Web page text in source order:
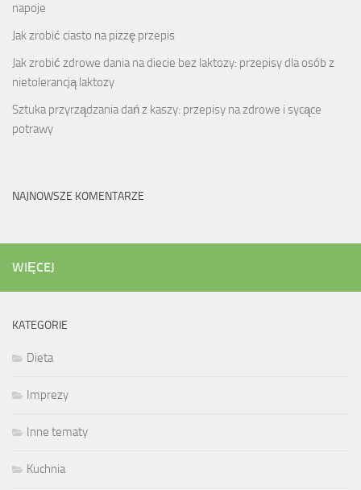
napoje
Jak zrobić ciasto na pizzę przepis
Jak zrobić zdrowe dania na diecie bez laktozy: przepisy dla osób z
nietolerancją laktozy
Sztuka przyrządzania dań z kaszy: przepisy na zdrowe i sycące
potrawy
NAJNOWSZE KOMENTARZE
WIĘCEJ
KATEGORIE
Dieta
Imprezy
Inne tematy
Kuchnia